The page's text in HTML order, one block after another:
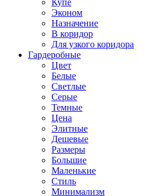
Купе
Эконом
Назначение
В коридор
Для узкого коридора
Гардеробные
Цвет
Белые
Светлые
Серые
Темные
Цена
Элитные
Дешевые
Размеры
Большие
Маленькие
Стиль
Минимализм